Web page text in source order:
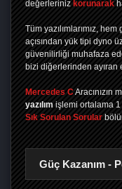
değerleriniz korunarak
Tüm yazılımlarımız,
açısından yük tipi dyno
güvenilirliği muhafaza
bizi diğerlerinden ayıran
Mercedes CAracınızın
yazılım işlemi ortalama
Sık Sorulan Sorular
Güç Kazanım -